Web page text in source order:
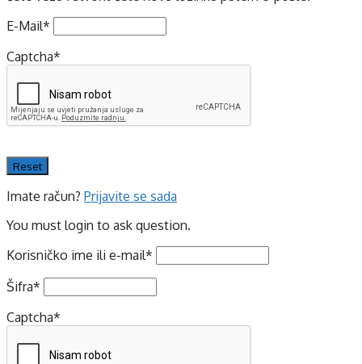
E-Mail*
Captcha*
Imate račun? Prijavite se sada
You must login to ask question.
Korisničko ime ili e-mail*
Šifra*
Captcha*